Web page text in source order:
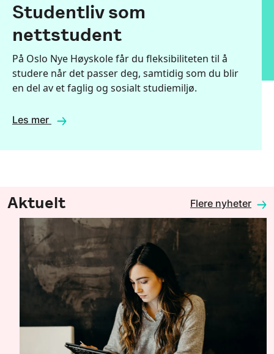
Studentliv som
nettstudent
På Oslo Nye Høyskole får du fleksibiliteten til å
studere når det passer deg, samtidig som du blir
en del av et faglig og sosialt studiemiljø.
Les mer
Aktuelt Flere nyheter